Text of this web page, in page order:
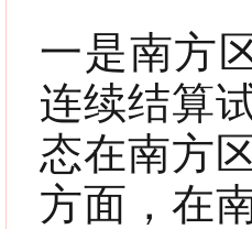
一是南方
连续结算
态在南方
方面，在